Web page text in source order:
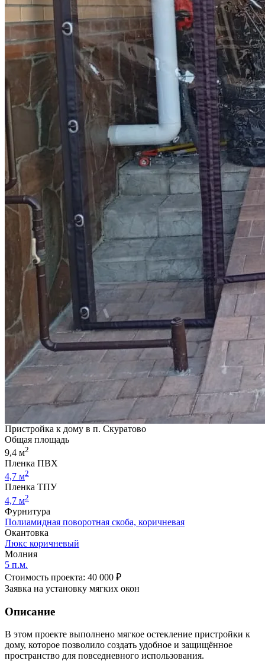
Пристройка к дому в п. Скуратово
Общая площадь
9,4 м2
Пленка ПВХ
4,7 м2
Пленка ТПУ
4,7 м2
Фурнитура
Полиамидная поворотная скоба, коричневая
Окантовка
Люкс коричневый
Молния
5 п.м.
Стоимость проекта: 40 000 ₽
Заявка на установку мягких окон
Описание
В этом проекте выполнено мягкое остекление пристройки к
дому, которое позволило создать удобное и защищённое
пространство для повседневного использования.